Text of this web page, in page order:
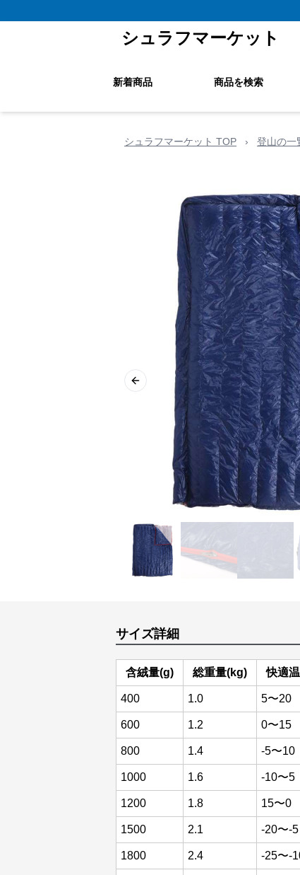
シュラフマーケット
新着商品 商品を検索
シュラフマーケット TOP › 登山の一
Previous slide
サイズ詳細
含絨量(g) 総重量(kg) 快適
400 1.0 5〜20
600 1.2 0〜15
800 1.4 -5〜10
1000 1.6 -10〜5
1200 1.8 15〜0
1500 2.1 -20〜-5
1800 2.4 -25〜-